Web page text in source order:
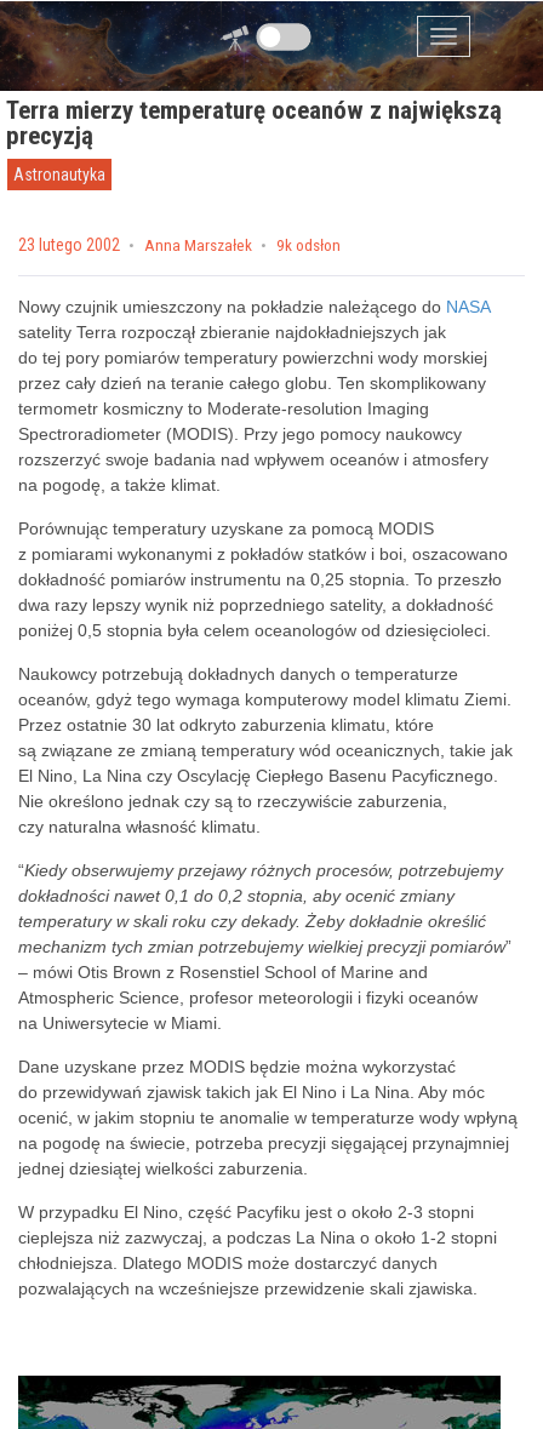
Przejdź do zawartości
Menu
Terra mierzy temperaturę oceanów z największą
precyzją
Astronautyka
Posted on
23 lutego 2002 by Anna Marszałek 9k odsłon
Nowy czujnik umieszczony na pokładzie należącego do NASA
satelity Terra rozpoczął zbieranie najdokładniejszych jak
do tej pory pomiarów temperatury powierzchni wody morskiej
przez cały dzień na teranie całego globu. Ten skomplikowany
termometr kosmiczny to Moderate-resolution Imaging
Spectroradiometer (MODIS). Przy jego pomocy naukowcy
rozszerzyć swoje badania nad wpływem oceanów i atmosfery
na pogodę, a także klimat.
Porównując temperatury uzyskane za pomocą MODIS
z pomiarami wykonanymi z pokładów statków i boi, oszacowano
dokładność pomiarów instrumentu na 0,25 stopnia. To przeszło
dwa razy lepszy wynik niż poprzedniego satelity, a dokładność
poniżej 0,5 stopnia była celem oceanologów od dziesięcioleci.
Naukowcy potrzebują dokładnych danych o temperaturze
oceanów, gdyż tego wymaga komputerowy model klimatu Ziemi.
Przez ostatnie 30 lat odkryto zaburzenia klimatu, które
są związane ze zmianą temperatury wód oceanicznych, takie jak
El Nino, La Nina czy Oscylację Ciepłego Basenu Pacyficznego.
Nie określono jednak czy są to rzeczywiście zaburzenia,
czy naturalna własność klimatu.
“Kiedy obserwujemy przejawy różnych procesów, potrzebujemy
dokładności nawet 0,1 do 0,2 stopnia, aby ocenić zmiany
temperatury w skali roku czy dekady. Żeby dokładnie określić
mechanizm tych zmian potrzebujemy wielkiej precyzji pomiarów”
– mówi Otis Brown z Rosenstiel School of Marine and
Atmospheric Science, profesor meteorologii i fizyki oceanów
na Uniwersytecie w Miami.
Dane uzyskane przez MODIS będzie można wykorzystać
do przewidywań zjawisk takich jak El Nino i La Nina. Aby móc
ocenić, w jakim stopniu te anomalie w temperaturze wody wpłyną
na pogodę na świecie, potrzeba precyzji sięgającej przynajmniej
jednej dziesiątej wielkości zaburzenia.
W przypadku El Nino, część Pacyfiku jest o około 2-3 stopni
cieplejsza niż zazwyczaj, a podczas La Nina o około 1-2 stopni
chłodniejsza. Dlatego MODIS może dostarczyć danych
pozwalających na wcześniejsze przewidzenie skali zjawiska.